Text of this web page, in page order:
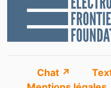
Chat ↗